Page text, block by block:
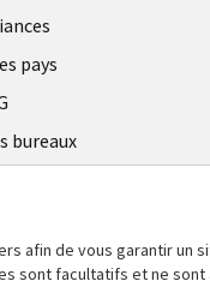
pays
bureaux
de presse
afin de vous garantir
sont facultatifs et ne